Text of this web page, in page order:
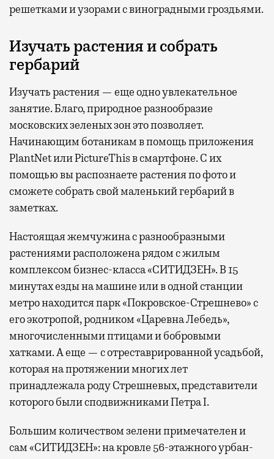
решетками и узорами с виноградными гроздьями.
Изучать растения и собрать
гербарий
Изучать растения — еще одно увлекательное
занятие. Благо, природное разнообразие
московских зеленых зон это позволяет.
Начинающим ботаникам в помощь приложения
PlantNet или PictureThis в смартфоне. С их
помощью вы распознаете растения по фото и
сможете собрать свой маленький гербарий в
заметках.
Настоящая жемчужина с разнообразными
растениями расположена рядом с жилым
комплексом бизнес-класса «СИТИДЗЕН». В 15
минутах езды на машине или в одной станции
метро находится парк «Покровское-Стрешнево» с
его экотропой, родником «Царевна Лебедь»,
многочисленными птицами и бобровыми
хатками. А еще — с отреставрированной усадьбой,
которая на протяжении многих лет
принадлежала роду Стрешневых, представители
которого были сподвижниками Петра I.
Большим количеством зелени примечателен и
сам «СИТИДЗЕН»: на кровле 56-этажного урбан-